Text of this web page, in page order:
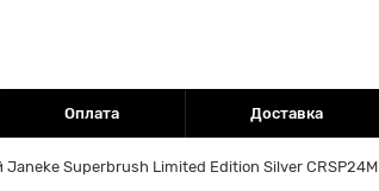
Оплата Доставка
Superbrush Limited Edition Silver CRSP24M